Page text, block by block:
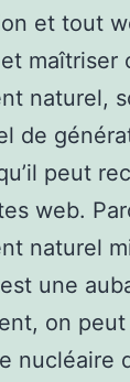
et tout
maîtriser
naturel,
de
peut
web.
naturel
une
on
nucléaire